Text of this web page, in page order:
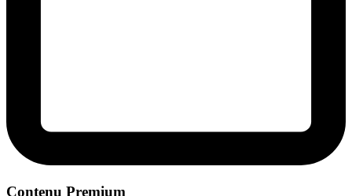
Contenu Premium